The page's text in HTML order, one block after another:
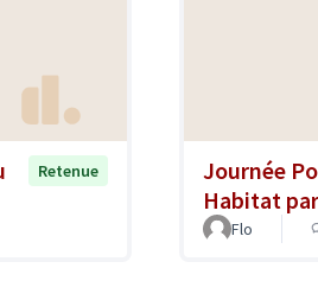
Retenue
Journée
Habitat
Flo